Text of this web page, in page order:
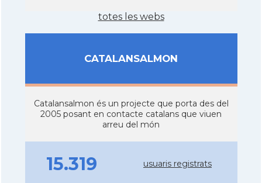
totes les webs
CATALANSALMON
Catalansalmon és un projecte que porta des del
2005 posant en contacte catalans que viuen
arreu del món
15.319 usuaris registrats